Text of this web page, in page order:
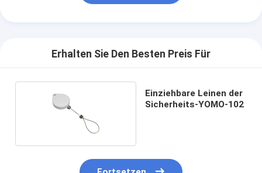
Erhalten Sie Den Besten Preis Für
Einziehbare Leinen der
Sicherheits-YOMO-102